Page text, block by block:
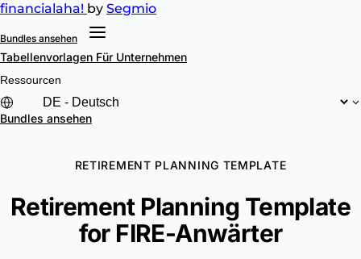
financialaha! by Segmio
Bundles ansehen
Tabellenvorlagen Für Unternehmen
Ressourcen
Bundles ansehen
RETIREMENT PLANNING TEMPLATE
Retirement Planning Template
for FIRE-Anwärter